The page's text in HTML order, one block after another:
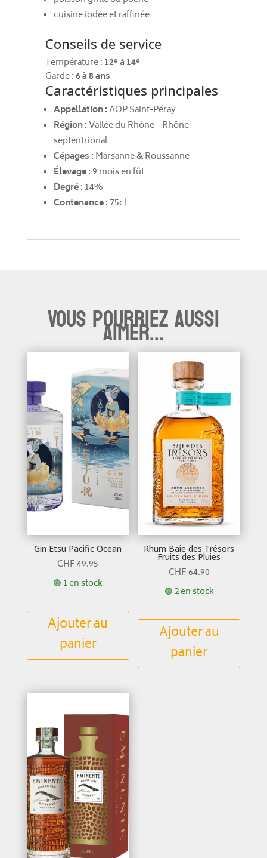
cuisine iodée et raffinée
Conseils de service
Température : 12° à 14°
Garde :6 à 8 ans
Caractéristiques principales
Appellation :AOP Saint-Péray
Région :Vallée du Rhône – Rhône
septentrional
Cépages : Marsanne & Roussanne
Élevage :9 mois en fût
Degré : 14%
Contenance : 75cl
Vous pourriez aussi
aimer...
Gin Etsu Pacific Ocean
CHF49.95
🟢 1 en stock
Ajouter au
panier
Rhum Baie des Trésors
Fruits des Pluies
CHF64.90
🟢 2 en stock
Ajouter au
panier